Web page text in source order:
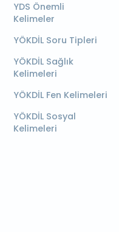
YDS Önemli
Kelimeler
YÖKDİL Soru Tipleri
YÖKDİL Sağlık
Kelimeleri
YÖKDİL Fen Kelimeleri
YÖKDİL Sosyal
Kelimeleri